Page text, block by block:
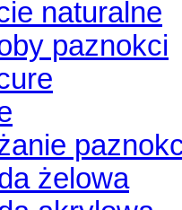
naturalne
paznokci
żelowa